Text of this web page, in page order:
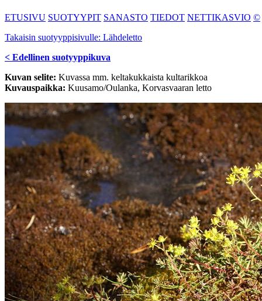
ETUSIVU SUOTYYPIT SANASTO TIEDOT NETTIKASVIO ©
Takaisin suotyyppisivulle: Lähdeletto
< Edellinen suotyyppikuva
Kuvan selite: Kuvassa mm. keltakukkaista kultarikkoa
Kuvauspaikka: Kuusamo/Oulanka, Korvasvaaran letto